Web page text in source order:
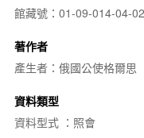
館藏號：01-09-014-04-
著作者
產生者：俄國公使格爾思
資料類型
資料型式 ：照會